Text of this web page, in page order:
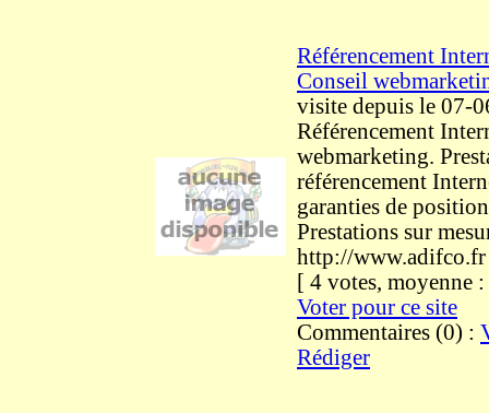
Référencement
Conseil
visite depuis le 07-
Référencement
webmarketing.
référencement
garanties de
Prestations sur
http://www.adifco.fr
[ 4 votes,
Voter pour ce site
Commentaires (0) :
Rédiger